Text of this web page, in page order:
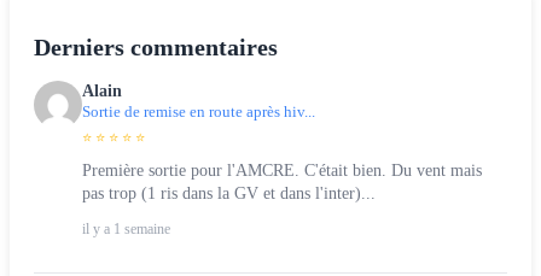
Derniers commentaires
Alain
Sortie de remise en route après hiv...
⭐ ⭐ ⭐ ⭐ ⭐
Première sortie pour l'AMCRE. C'était bien. Du vent mais
pas trop (1 ris dans la GV et dans l'inter)...
il y a 1 semaine